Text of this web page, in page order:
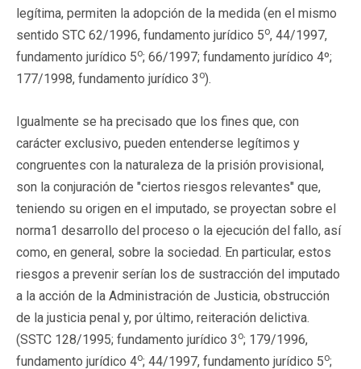
legítima, permiten la adopción de la medida (en el mismo
sentido STC 62/1996, fundamento jurídico 5o, 44/1997,
fundamento jurídico 5o; 66/1997; fundamento jurídico 4º;
177/1998, fundamento jurídico 3 o).
Igualmente se ha precisado que los fines que, con
carácter exclusivo, pueden entenderse legítimos y
congruentes con la naturaleza de la prisión provisional,
son la conjuración de "ciertos riesgos relevantes" que,
teniendo su origen en el imputado, se proyectan sobre el
norma1 desarrollo del proceso o la ejecución del fallo, así
como, en general, sobre la sociedad. En particular, estos
riesgos a prevenir serían los de sustracción del imputado
a la acción de la Administración de Justicia, obstrucción
de la justicia penal y, por último, reiteración delictiva.
(SSTC 128/1995; fundamento jurídico 3 o; 179/1996,
fundamento jurídico 4o; 44/1997, fundamento jurídico 5o;